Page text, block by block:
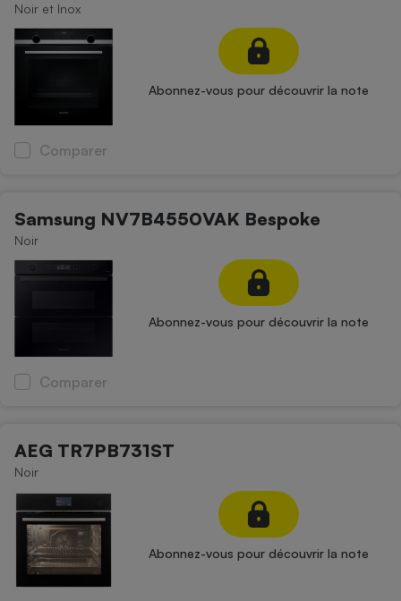
Noir et Inox
Abonnez-vous pour découvrir la note
Comparer
Samsung NV7B4550VAK Bespoke
Noir
Abonnez-vous pour découvrir la note
Comparer
AEG TR7PB731ST
Noir
Abonnez-vous pour découvrir la note